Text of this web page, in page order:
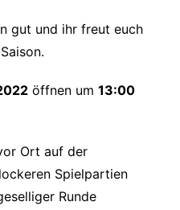
gut und ihr freut euch
öffnen um 13:00
Ort auf der
Spielpartien
Runde